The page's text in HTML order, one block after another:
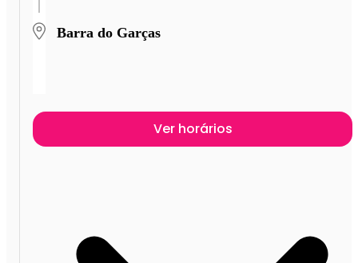
Barra do Garças
Ver horários